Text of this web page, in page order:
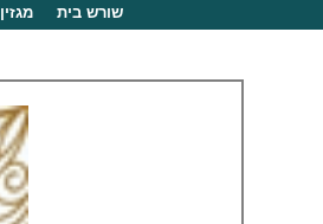
שורש בית מגזין